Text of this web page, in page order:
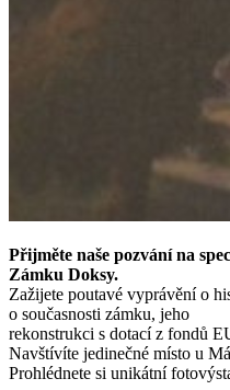
Přijměte naše pozvání na
Zámku Doksy.
Zažijete poutavé vyprávění o
o současnosti zámku, jeho
rekonstrukci s dotací z fondů
Navštívíte jedinečné místo u
Prohlédnete si unikátní